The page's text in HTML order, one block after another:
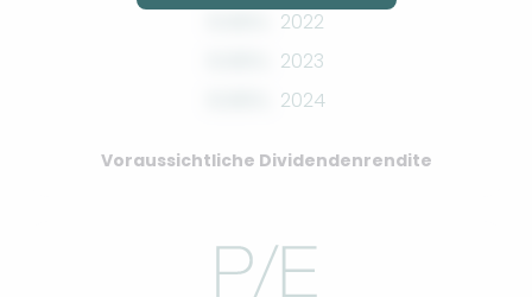
2022
2023
2024
Voraussichtliche Dividendenrendite